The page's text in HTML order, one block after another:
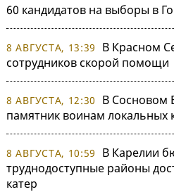
60 кандидатов на выборы в
8 АВГУСТА, 13:39
В Красном
сотрудников скорой помощи
8 АВГУСТА, 12:30
В Сосновом
памятник воинам локальных
8 АВГУСТА, 10:59
В Карелии
труднодоступные районы
катер